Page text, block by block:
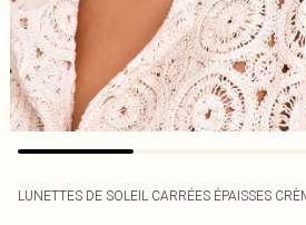
LUNETTES DE SOLEIL CARRÉES ÉPAISSES